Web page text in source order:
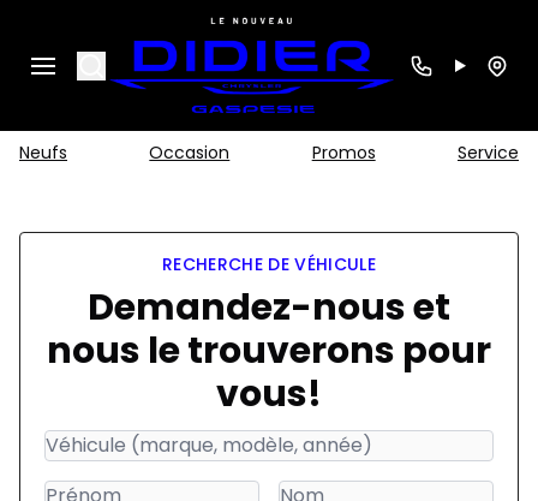
Search
Neufs Occasion Promos Service
RECHERCHE DE VÉHICULE
Demandez-nous et
nous le trouverons pour
vous!